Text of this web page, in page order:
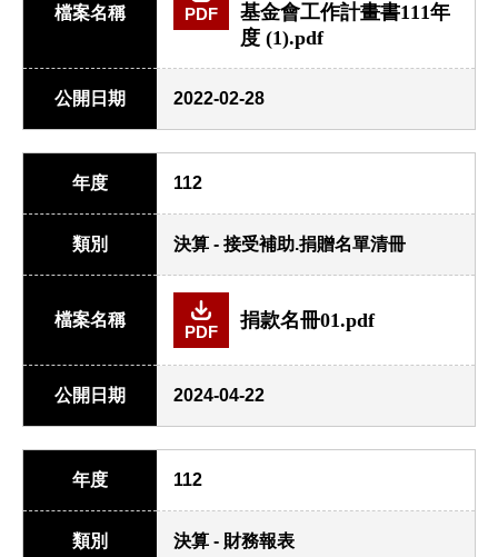
檔案名稱 PDF
基金會工作計畫書111年
度 (1).pdf
公開日期 2022-02-28
年度 112
類別 決算 - 接受補助.捐贈名單清冊
檔案名稱
PDF
捐款名冊01.pdf
公開日期 2024-04-22
年度 112
類別 決算 - 財務報表